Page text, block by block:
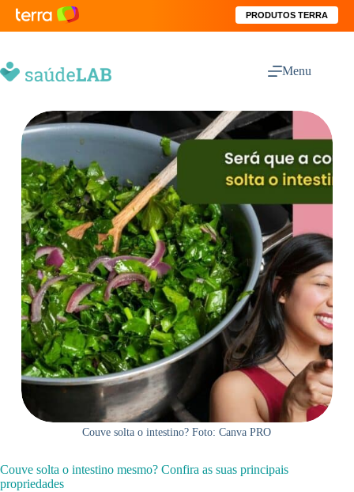
PRODUTOS TERRA
Menu
Couve solta o intestino? Foto: Canva PRO
Couve solta o intestino mesmo? Confira as suas principais
propriedades